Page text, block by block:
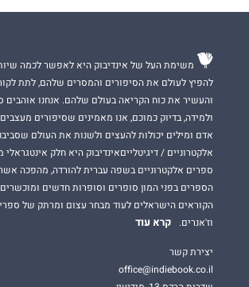
משימת העל של אינדיבוק היא לאפשר לכמה
להפיץ לעולם את הסיפורים והמסרים שלהם, לתת
והעשיר את כוח הקריאה בעולם שלהם. אנחנו אוהבים
ולמידה, בדיוק כמוכם, אנו מאמינים שסיפורים
אדם ומילים יכולות להעצים ולשנות את העולם
אלקטרוניים / דיגיטלייםאינדיבוק היא חלק
ספרים אלקטרוניים בשפה עברית להורדה, מהפכה
הספרים בפני המון סופרים וסופרות חדשים
הקוראים הישראלים לעוד מבחר עצום ומרתק של
וז'אנרים.
קרא עוד
יצירת קשר
office@indiebook.co.il